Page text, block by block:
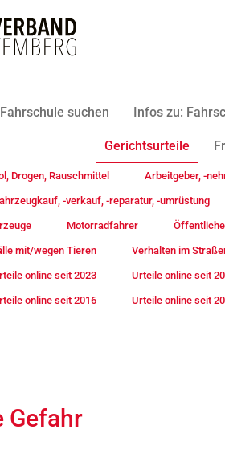
Fahrschule suchen Infos zu:
Gerichtsurteile
Drogen, Rauschmittel Arbeitgeber, -
-verkauf, -reparatur, -umrüstung
Motorradfahrer
mit/wegen Tieren Verhalten im
online seit 2023 Urteile online seit
online seit 2016 Urteile online seit
Gefahr